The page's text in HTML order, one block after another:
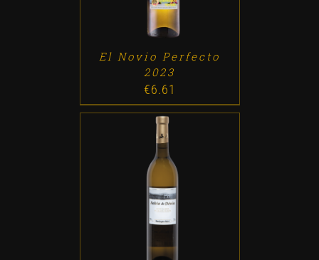
El Novio Perfecto
2023
€6.61
ADD TO CART /